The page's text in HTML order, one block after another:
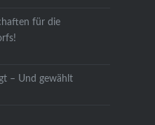
für die
– Und gewählt